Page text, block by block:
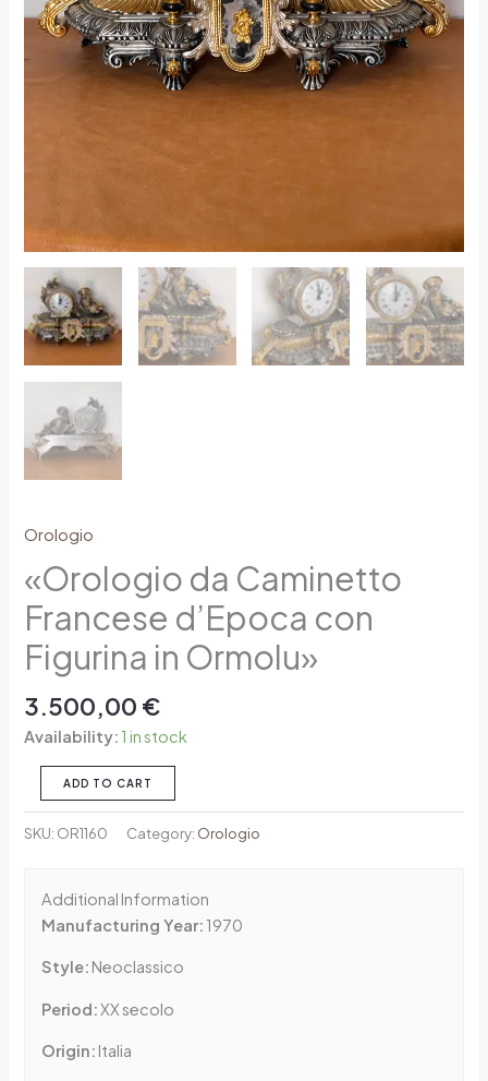
Orologio
«Orologio da Caminetto
Francese d’Epoca con
Figurina in Ormolu»
3.500,00 €
Availability:1 in stock
ADD TO CART
SKU: OR1160 Category: Orologio
Additional Information
Manufacturing Year:1970
Style: Neoclassico
Period:XX secolo
Origin: Italia